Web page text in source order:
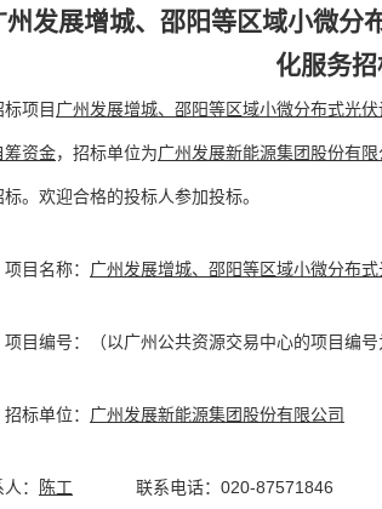
州发展增城、邵阳等区域小微分
化服务招
项目 广州发展增城、邵阳等区域小微分布式光
筹资金，招标单位为广州发展新能源集团股份有限
标。欢迎合格的投标人参加投标。
目名称： 广州发展增城、邵阳等区域小微分布
项目编号：（以广州公共资源交易中心的项目编号
标单位： 广州发展新能源集团股份有限公司
： 陈工 联系电话：020-87571846